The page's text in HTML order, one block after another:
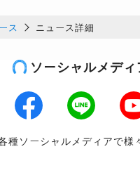
ス ニュース詳細
ソーシャルメディ
Facebook LINE
種ソーシャルメディアで様